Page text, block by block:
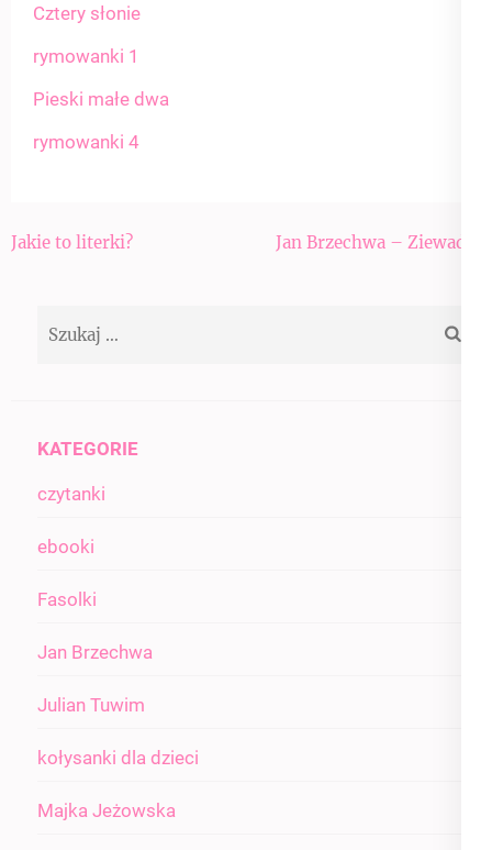
Cztery słonie
rymowanki 1
Pieski małe dwa
rymowanki 4
Nawigacja
Jakie to literki? Jan Brzechwa – Ziewadło
KATEGORIE
czytanki
ebooki
Fasolki
Jan Brzechwa
Julian Tuwim
kołysanki dla dzieci
Majka Jeżowska